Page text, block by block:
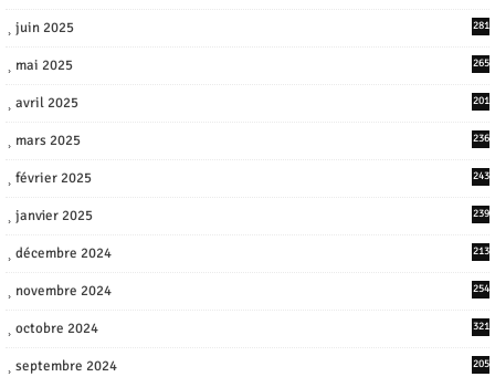
juin 2025 281
mai 2025 265
avril 2025 201
mars 2025 236
février 2025 243
janvier 2025 239
décembre 2024 213
novembre 2024 254
octobre 2024 321
septembre 2024 205